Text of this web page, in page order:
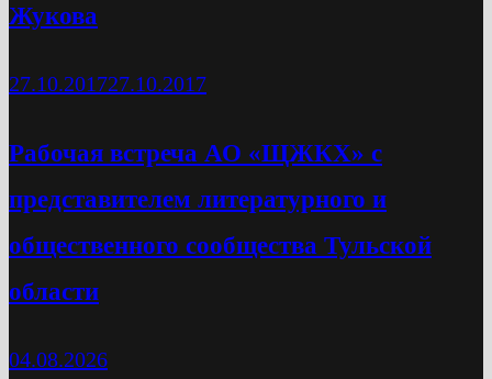
Жукова
27.10.201727.10.2017
Рабочая встреча АО «ЩЖКХ» с
представителем литературного и
общественного сообщества Тульской
области
04.08.2026